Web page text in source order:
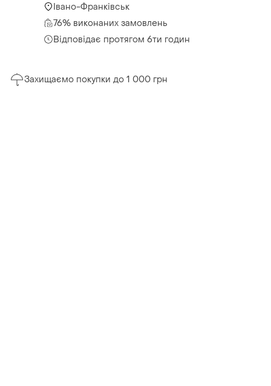
Івано-Франківськ
76% виконаних замовлень
Відповідає протягом 6ти годин
Захищаємо покупки до 1 000 грн